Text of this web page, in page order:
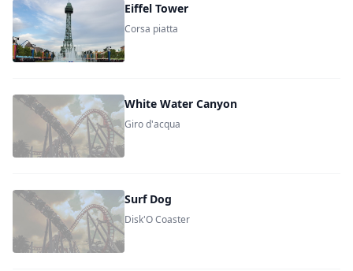
Eiffel Tower
Corsa piatta
White Water Canyon
Giro d'acqua
Surf Dog
Disk'O Coaster